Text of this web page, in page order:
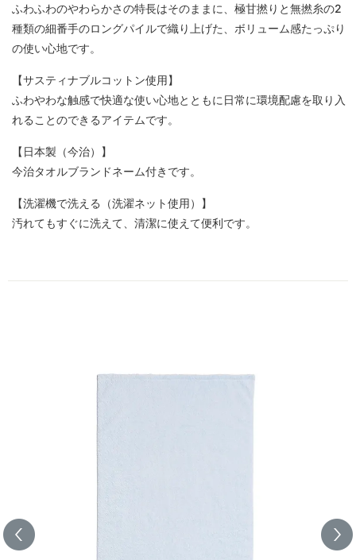
ふわふわのやわらかさの特長はそのままに、極甘撚りと無撚糸の2
種類の細番手のロングパイルで織り上げた、ボリューム感たっぷり
の使い心地です。
【サスティナブルコットン使用】
ふわやわな触感で快適な使い心地とともに日常に環境配慮を取り入
れることのできるアイテムです。
【日本製（今治）】
今治タオルブランドネーム付きです。
【洗濯機で洗える（洗濯ネット使用）】
汚れてもすぐに洗えて、清潔に使えて便利です。